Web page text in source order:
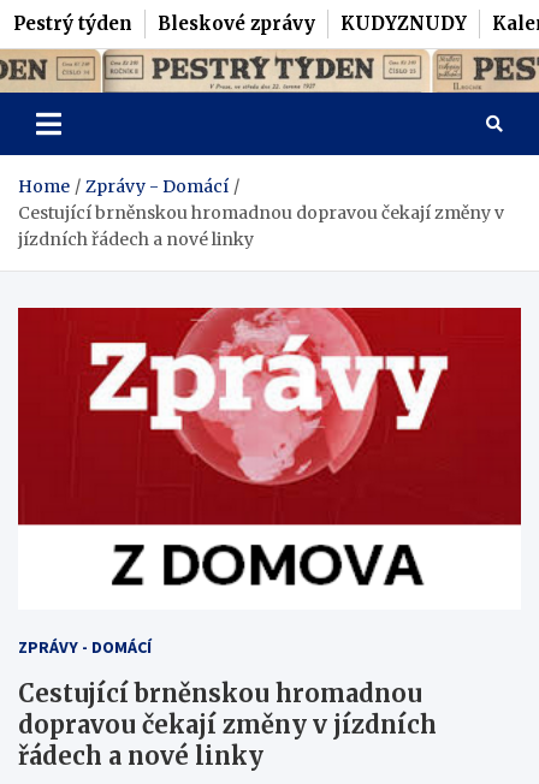
Pestrý týden Bleskové zprávy KUDYZNUDY
Skip
to
content
Pestrý Týden
Home
Zprávy - Domácí
Cestující brněnskou hromadnou dopravou čekají změny v
jízdních řádech a nové linky
ZPRÁVY - DOMÁCÍ
Cestující brněnskou hromadnou
dopravou čekají změny v jízdních
řádech a nové linky